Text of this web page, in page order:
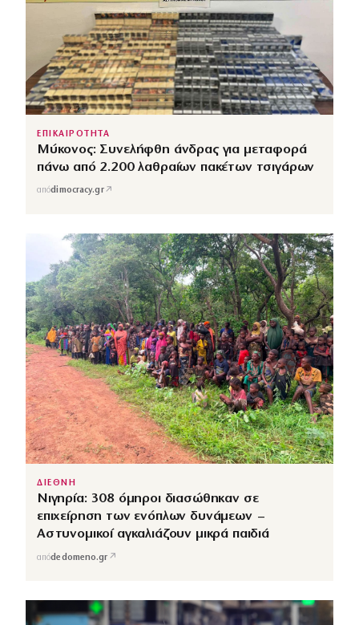
ΕΠΙΚΑΙΡΟΤΗΤΑ
Μύκονος: Συνελήφθη άνδρας για μεταφορά
πάνω από 2.200 λαθραίων πακέτων τσιγάρων
απόdimocracy.gr↗
ΔΙΕΘΝΗ
Νιγηρία: 308 όμηροι διασώθηκαν σε
επιχείρηση των ενόπλων δυνάμεων –
Αστυνομικοί αγκαλιάζουν μικρά παιδιά
απόdedomeno.gr ↗